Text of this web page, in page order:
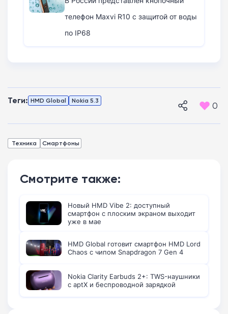
телефон Maxvi R10 с защитой от воды
по IP68
Теги: HMD Global Nokia 5.3 0
Техника Смартфоны
Смотрите также:
Новый HMD Vibe 2: доступный
смартфон с плоским экраном выходит
уже в мае
HMD Global готовит смартфон HMD Lord
Chaos с чипом Snapdragon 7 Gen 4
Nokia Clarity Earbuds 2+: TWS-наушники
с aptX и беспроводной зарядкой